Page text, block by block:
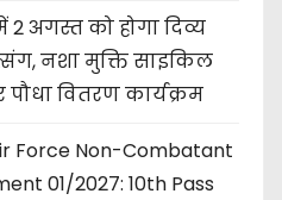
2 अगस्त को होगा दिव्य
नशा मुक्ति साइकिल
पौधा वितरण कार्यक्रम
Force Non-Combatant
01/2027: 10th Pass